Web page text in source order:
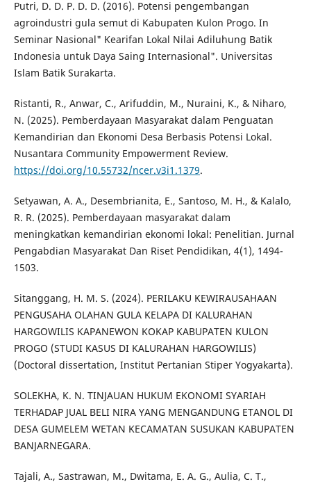
Putri, D. D. P. D. D. (2016). Potensi pengembangan
agroindustri gula semut di Kabupaten Kulon Progo. In
Seminar Nasional" Kearifan Lokal Nilai Adiluhung Batik
Indonesia untuk Daya Saing Internasional". Universitas
Islam Batik Surakarta.
Ristanti, R., Anwar, C., Arifuddin, M., Nuraini, K., & Niharo,
N. (2025). Pemberdayaan Masyarakat dalam Penguatan
Kemandirian dan Ekonomi Desa Berbasis Potensi Lokal.
Nusantara Community Empowerment Review.
https://doi.org/10.55732/ncer.v3i1.1379.
Setyawan, A. A., Desembrianita, E., Santoso, M. H., & Kalalo,
R. R. (2025). Pemberdayaan masyarakat dalam
meningkatkan kemandirian ekonomi lokal: Penelitian. Jurnal
Pengabdian Masyarakat Dan Riset Pendidikan, 4(1), 1494-
1503.
Sitanggang, H. M. S. (2024). PERILAKU KEWIRAUSAHAAN
PENGUSAHA OLAHAN GULA KELAPA DI KALURAHAN
HARGOWILIS KAPANEWON KOKAP KABUPATEN KULON
PROGO (STUDI KASUS DI KALURAHAN HARGOWILIS)
(Doctoral dissertation, Institut Pertanian Stiper Yogyakarta).
SOLEKHA, K. N. TINJAUAN HUKUM EKONOMI SYARIAH
TERHADAP JUAL BELI NIRA YANG MENGANDUNG ETANOL DI
DESA GUMELEM WETAN KECAMATAN SUSUKAN KABUPATEN
BANJARNEGARA.
Tajali, A., Sastrawan, M., Dwitama, E. A. G., Aulia, C. T.,